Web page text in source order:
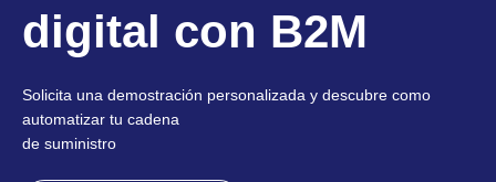
digital con B2M
Solicita una demostración personalizada y descubre como
automatizar tu cadena
de suministro